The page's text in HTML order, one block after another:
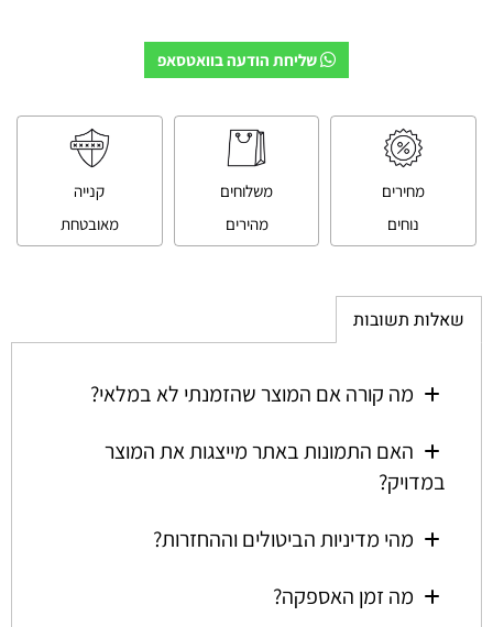
שליחת הודעה בוואטסאפ
מחירים
נוחים
משלוחים
מהירים
קנייה
מאובטחת
שאלות תשובות
מה קורה אם המוצר שהזמנתי לא במלאי?
האם התמונות באתר מייצגות את המוצר
במדויק?
מהי מדיניות הביטולים וההחזרות?
מה זמן האספקה?